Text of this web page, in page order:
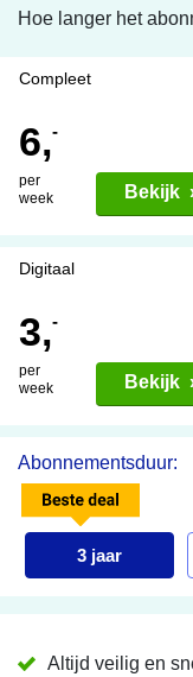
Hoe langer het
Compleet
6,-
per
week
Bekijk
Digitaal
3,-
per
week
Bekijk
Abonnementsduur:
3 jaar
Altijd veilig en